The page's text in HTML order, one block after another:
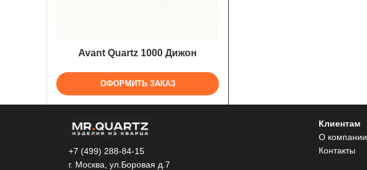
Avant Quartz 1000 Дижон
ОФОРМИТЬ ЗАКАЗ
+7 (499) 288-84-15
г. Москва, ул.Боровая д.7
Клиентам
О компании
Контакты